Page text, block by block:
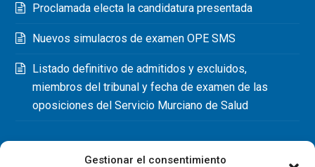
Gestionar el consentimiento
Proclamada electa la candidatura presentada
Nuevos simulacros de examen OPE SMS
Listado definitivo de admitidos y excluidos,
miembros del tribunal y fecha de examen de las
oposiciones del Servicio Murciano de Salud